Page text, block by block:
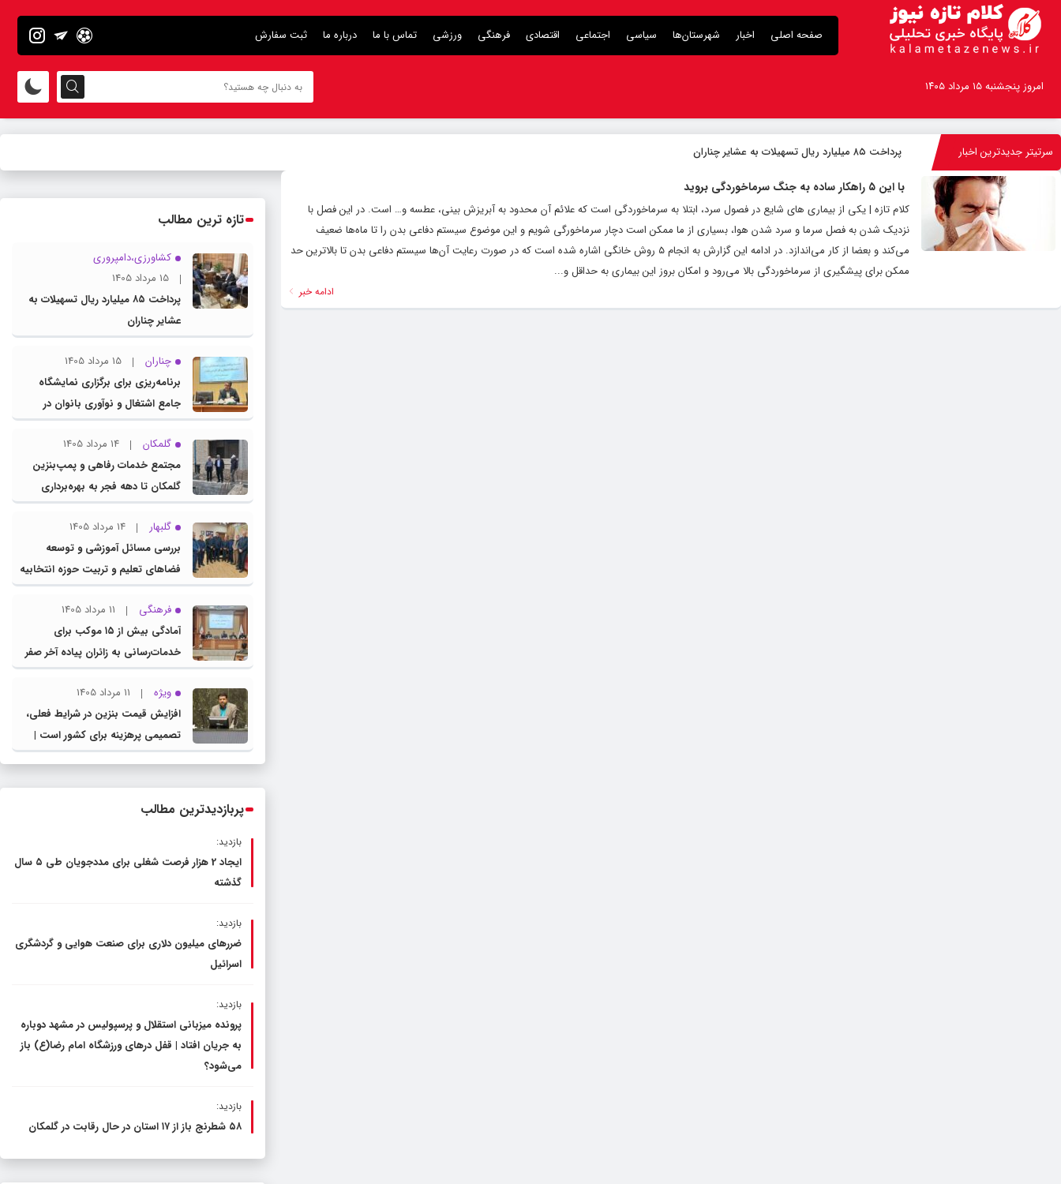
صفحه اصلی اخبار شهرستان‌ها سیاسی اجتماعی اقتصادی فرهنگی ورزشی تماس با ما درباره ما ثبت سفارش
امروز پنجشنبه ۱۵ مرداد ۱۴۰۵
سرتیتر جدیدترین اخبار پرداخت ۸۵ میلیارد ریال تسهیلات به عشایر چناران
با این ۵ راهکار ساده به جنگ سرماخوردگی بروید
کلام تازه | یکی از بیماری های شایع در فصول سرد، ابتلا به سرماخوردگی است که علائم آن محدود به آبریزش بینی، عطسه و… است. در این فصل با
نزدیک شدن به فصل سرما و سرد شدن هوا، بسیاری از ما ممکن است دچار سرماخورگی شویم و این موضوع سیستم دفاعی بدن را تا ماه‌ها ضعیف
می‌کند و بعضا از کار می‌اندازد. در ادامه این گزارش به انجام ۵ روش خانگی اشاره شده است که در صورت رعایت آن‌ها سیستم دفاعی بدن تا بالاترین حد
ممکن برای پیشگیری از سرماخوردگی بالا می‌رود و امکان بروز این بیماری به حداقل و...
ادامه خبر
تازه ترین مطالب
کشاورزی،دامپروری
15 مرداد 1405
پرداخت ۸۵ میلیارد ریال تسهیلات به
عشایر چناران
چناران
15 مرداد 1405
برنامه‌ریزی برای برگزاری نمایشگاه
جامع اشتغال و نوآوری بانوان در
چناران
گلمکان
14 مرداد 1405
مجتمع خدمات رفاهی و پمپ‌بنزین
گلمکان تا دهه فجر به بهره‌برداری
می‌رسد
گلبهار
14 مرداد 1405
بررسی مسائل آموزشی و توسعه
فضاهای تعلیم و تربیت حوزه انتخابیه
در نشست مشترک عضو کمیسیون
آموزش مجلس با مدیرکل آموزش و
پرورش خراسان رضوی
فرهنگی
11 مرداد 1405
آمادگی بیش از ۱۵ موکب برای
خدمات‌رسانی به زائران پیاده آخر صفر
در شهرستان چناران
ویژه
11 مرداد 1405
افزایش قیمت بنزین در شرایط فعلی،
تصمیمی پرهزینه برای کشور است |
دولت، قاچاق سوخت و عوامل اصلی
پربازدیدترین مطالب
بازدید:
ایجاد 2 هزار فرصت شغلی برای مددجویان طی ۵ سال
گذشته
بازدید:
ضررهای میلیون دلاری برای صنعت هوایی و گردشگری
اسرائیل
بازدید:
پرونده میزبانی استقلال و پرسپولیس در مشهد دوباره
به جریان افتاد | قفل در‌های ورزشگاه امام رضا(ع) باز
می‌شود؟
بازدید:
۵۸ شطرنج‌ باز از ۱۷ استان در حال رقابت در گلمکان